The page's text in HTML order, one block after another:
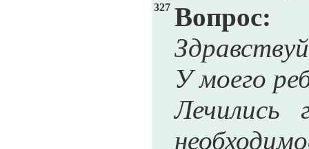
327 Вопрос:
У моего
Лечились